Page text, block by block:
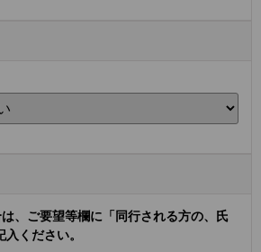
、ご要望等欄に「同行される方の、氏
ください。